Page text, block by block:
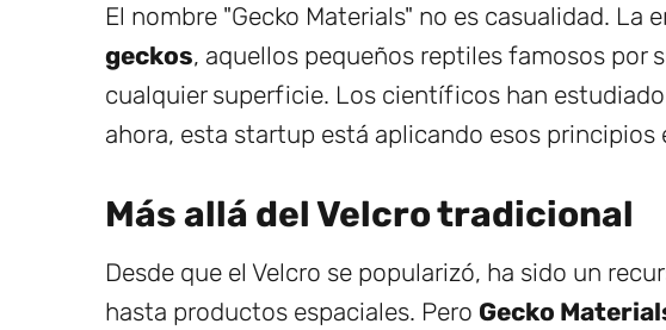
El nombre "Gecko Materials" no es casualidad. La
geckos, aquellos pequeños reptiles famosos por
cualquier superficie. Los científicos han
ahora, esta startup está aplicando esos principios
Más allá del Velcro tradicional
Desde que el Velcro se popularizó, ha sido un
hasta productos espaciales. Pero Gecko